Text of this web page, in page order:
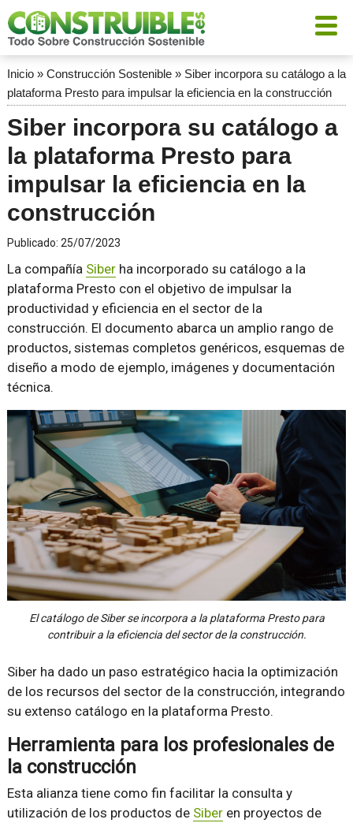
Inicio» Construcción Sostenible» Siber incorpora su catálogo a la
plataforma Presto para impulsar la eficiencia en la construcción
Siber incorpora su catálogo a
la plataforma Presto para
impulsar la eficiencia en la
construcción
Publicado: 25/07/2023
La compañía Siberha incorporado su catálogo a la
plataforma Presto con el objetivo de impulsar la
productividad y eficiencia en el sector de la
construcción. El documento abarca un amplio rango de
productos, sistemas completos genéricos, esquemas de
diseño a modo de ejemplo, imágenes y documentación
técnica.
El catálogo de Siber se incorpora a la plataforma Presto para
contribuir a la eficiencia del sector de la construcción.
Siber ha dado un paso estratégico hacia la optimización
de los recursos del sector de la construcción, integrando
su extenso catálogo en la plataforma Presto.
Herramienta para los profesionales de
la construcción
Esta alianza tiene como fin facilitar la consulta y
utilización de los productos de Siberen proyectos de